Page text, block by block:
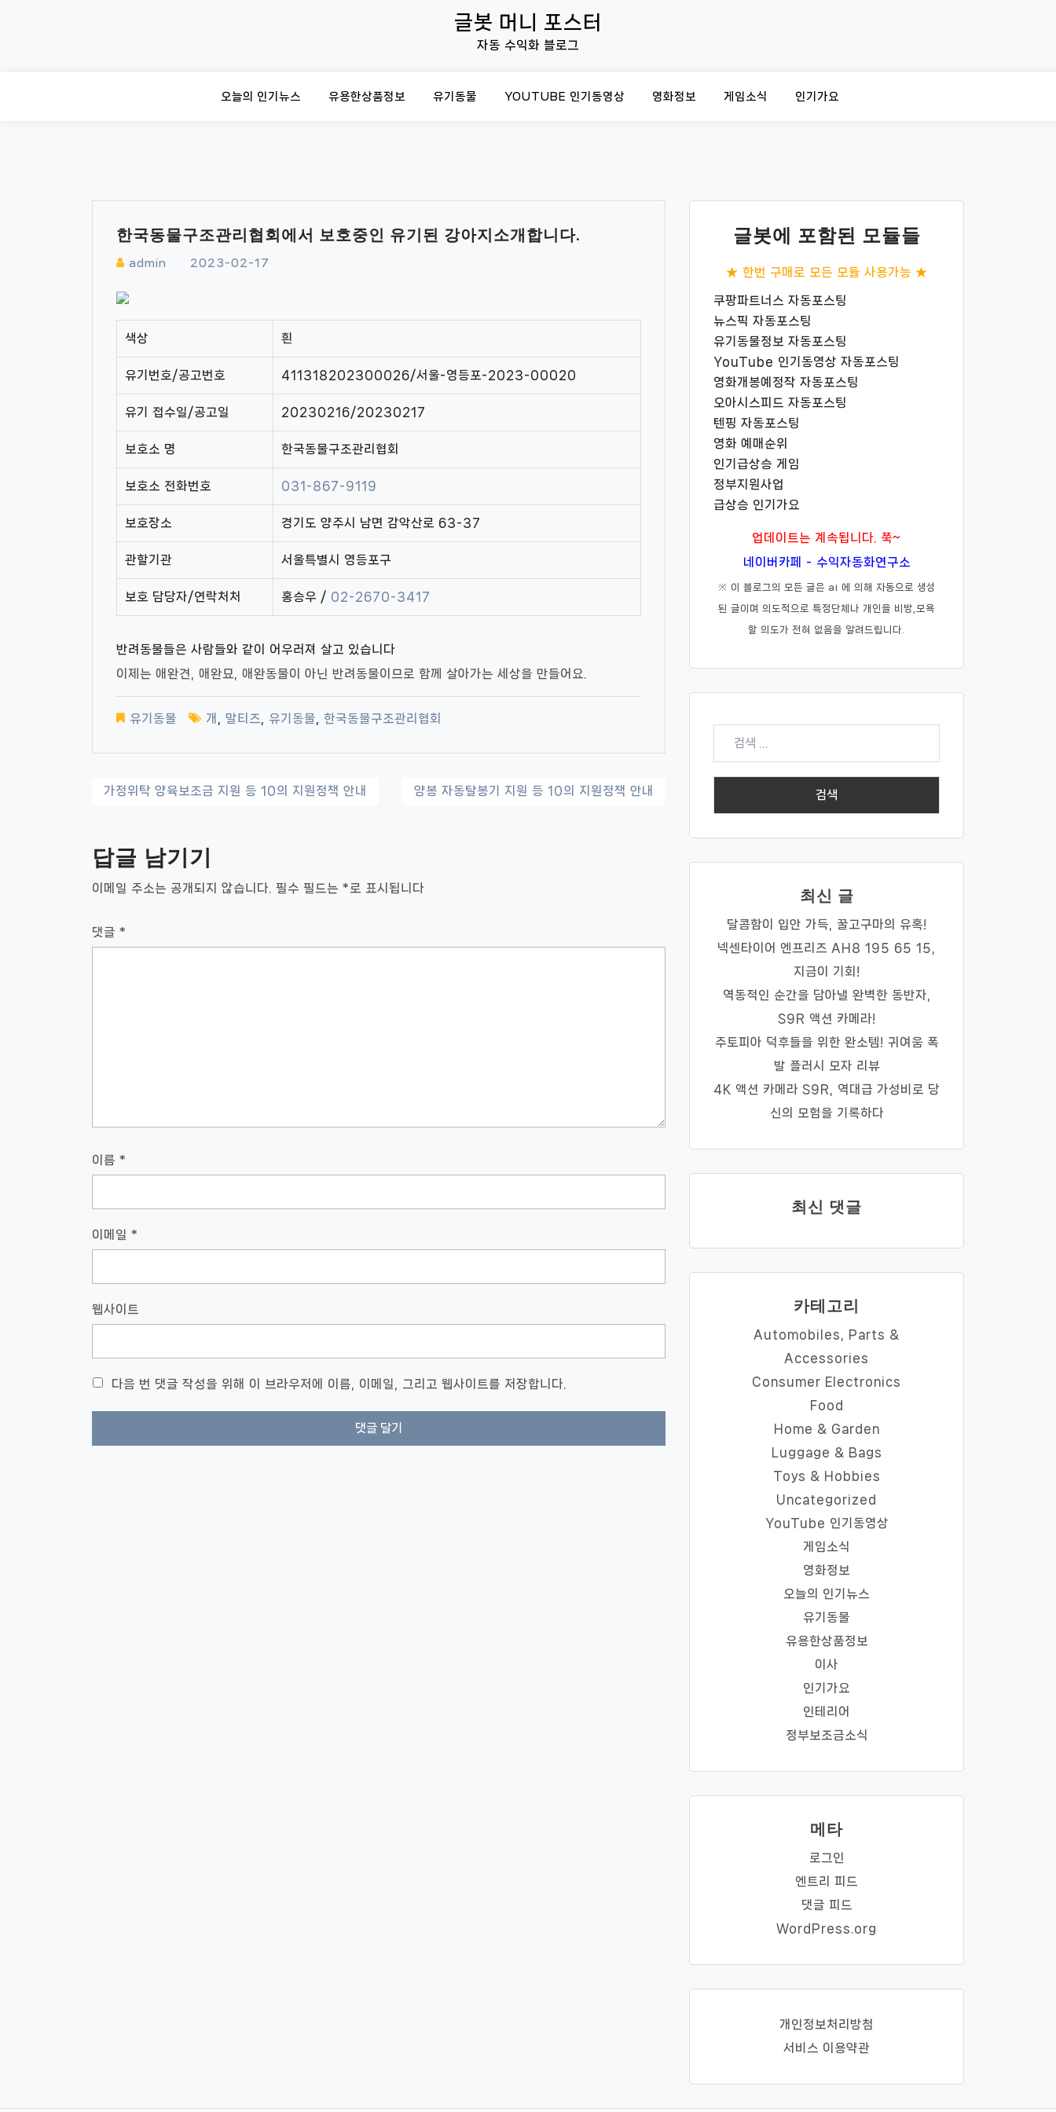
글봇 머니 포스터
자동 수익화 블로그
오늘의 인기뉴스 유용한상품정보 유기동물 YOUTUBE 인기동영상 영화정보 게임소식 인기가요
한국동물구조관리협회에서 보호중인 유기된 강아지소개합니다.
admin 2023-02-17
색상 흰
유기번호/공고번호 411318202300026/서울-영등포-2023-00020
유기 접수일/공고일 20230216/20230217
보호소 명 한국동물구조관리협회
보호소 전화번호 031-867-9119
보호장소 경기도 양주시 남면 감악산로 63-37
관할기관 서울특별시 영등포구
보호 담당자/연락처처 홍승우 / 02-2670-3417
반려동물들은 사람들와 같이 어우러져 살고 있습니다
이제는 애완견, 애완묘, 애완동물이 아닌 반려동물이므로 함께 살아가는 세상을 만들어요.
유기동물 개 말티즈 유기동물 한국동물구조관리협회
글
비
게
션
가정위탁 양육보조금 지원 등 10의 지원정책 안내 양봉 자동탈봉기 지원 등 10의 지원정책 안내
답글 남기기
이메일 주소는 공개되지 않습니다. 필수 필드는 * 로 표시됩니다
댓글 *
이름 *
이메일 *
웹사이트
다음 번 댓글 작성을 위해 이 브라우저에 이름, 이메일, 그리고 웹사이트를 저장합니다.
글봇에 포함된 모듈들
★ 한번 구매로 모든 모듈 사용가능 ★
쿠팡파트너스 자동포스팅
뉴스픽 자동포스팅
유기동물정보 자동포스팅
YouTube 인기동영상 자동포스팅
영화개봉예정작 자동포스팅
오아시스피드 자동포스팅
텐핑 자동포스팅
영화 예매순위
인기급상승 게임
정부지원사업
급상승 인기가요
업데이트는 계속됩니다. 쭉~
네이버카페 - 수익자동화연구소
※ 이 블로그의 모든 글은 ai 에 의해 자동으로 생성
된 글이며 의도적으로 특정단체나 개인을 비방,모욕
할 의도가 전혀 없음을 알려드립니다.
검
최신 글
달콤함이 입안 가득, 꿀고구마의 유혹!
넥센타이어 엔프리즈 AH8 195 65 15,
지금이 기회!
역동적인 순간을 담아낼 완벽한 동반자,
S9R 액션 카메라!
주토피아 덕후들을 위한 완소템! 귀여움 폭
발 플러시 모자 리뷰
4K 액션 카메라 S9R, 역대급 가성비로 당
신의 모험을 기록하다
최신 댓글
카테고리
Automobiles, Parts &
Accessories
Consumer Electronics
Food
Home & Garden
Luggage & Bags
Toys & Hobbies
Uncategorized
YouTube 인기동영상
게임소식
영화정보
오늘의 인기뉴스
유기동물
유용한상품정보
이사
인기가요
인테리어
정부보조금소식
메타
로그인
엔트리 피드
댓글 피드
WordPress.org
개인정보처리방첨
서비스 이용약관